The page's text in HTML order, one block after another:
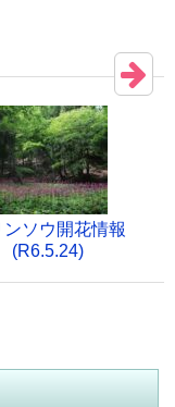
ンソウ開花情報
(R6.5.24)